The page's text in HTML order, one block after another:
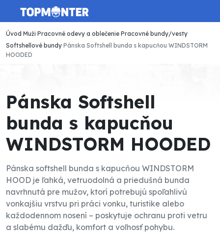
Úvod Muži Pracovné odevy a oblečenie Pracovné bundy/vesty
Softshellové bundy Pánska Softshell bunda s kapucňou WINDSTORM
HOODED
Pánska Softshell
bunda s kapucňou
WINDSTORM HOODED
Pánska softshell bunda s kapucňou WINDSTORM
HOOD je ľahká, vetruodolná a priedušná bunda
navrhnutá pre mužov, ktorí potrebujú spoľahlivú
vonkajšiu vrstvu pri práci vonku, turistike alebo
každodennom nosení – poskytuje ochranu proti vetru
a slabému dažďu, komfort a voľnosť pohybu.